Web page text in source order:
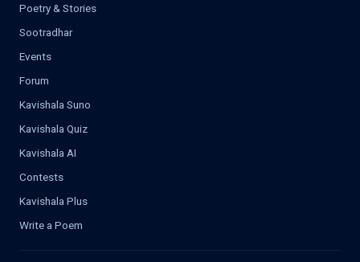
Poetry & Stories
Sootradhar
Events
Forum
Kavishala Suno
Kavishala Quiz
Kavishala AI
Contests
Kavishala Plus
Write a Poem